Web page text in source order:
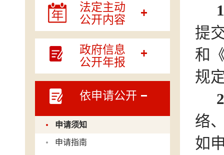
法定主动
公开内容
政府信息
公开年报
依申请公开
申请须知
申请指南
1
提
和
规
2
络
如